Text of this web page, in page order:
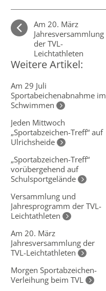
Am 20. März
Jahresversammlung
der TVL-
Leichtathleten
Weitere Artikel:
Am 29 Juli
Sportabeichenabnahme im
Schwimmen
Jeden Mittwoch
„Sportabzeichen-Treff“ auf
Ulrichsheide
„Sportabzeichen-Treff“
vorübergehend auf
Schulsportgelände
Versammlung und
Jahresprogramm der TVL-
Leichtathleten
Am 20. März
Jahresversammlung der
TVL-Leichtathleten
Morgen Sportabzeichen-
Verleihung beim TVL